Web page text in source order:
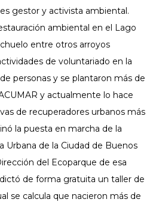
es gestor y activista ambiental.
ambiental en el Lago
entre otros arroyos
de voluntariado en la
personas y se plantaron más de
y actualmente lo hace
de recuperadores urbanos más
la puesta en marcha de la
Urbana de la Ciudad de Buenos
del Ecoparque de esa
de forma gratuita un taller de
se calcula que nacieron más de